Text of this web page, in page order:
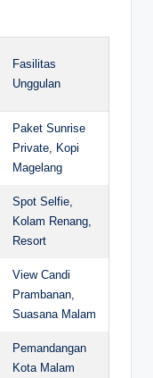
Fasilitas
Unggulan
Paket Sunrise
Private, Kopi
Magelang
Spot Selfie,
Kolam Renang,
Resort
View Candi
Prambanan,
Suasana Malam
Pemandangan
Kota Malam